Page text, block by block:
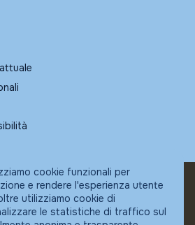
cookie funzionali per
e rendere l'esperienza utente
utilizziamo cookie di
le statistiche di traffico sul